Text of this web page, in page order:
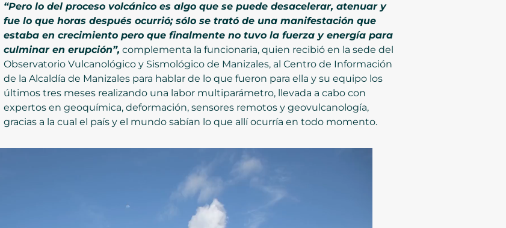
“Pero lo del proceso volcánico es algo que se puede desacelerar, atenuar y
fue lo que horas después ocurrió; sólo se trató de una manifestación que
estaba en crecimiento pero que finalmente no tuvo la fuerza y energía para
culminar en erupción”, complementa la funcionaria, quien recibió en la sede del
Observatorio Vulcanológico y Sismológico de Manizales, al Centro de Información
de la Alcaldía de Manizales para hablar de lo que fueron para ella y su equipo los
últimos tres meses realizando una labor multiparámetro, llevada a cabo con
expertos en geoquímica, deformación, sensores remotos y geovulcanología,
gracias a la cual el país y el mundo sabían lo que allí ocurría en todo momento.